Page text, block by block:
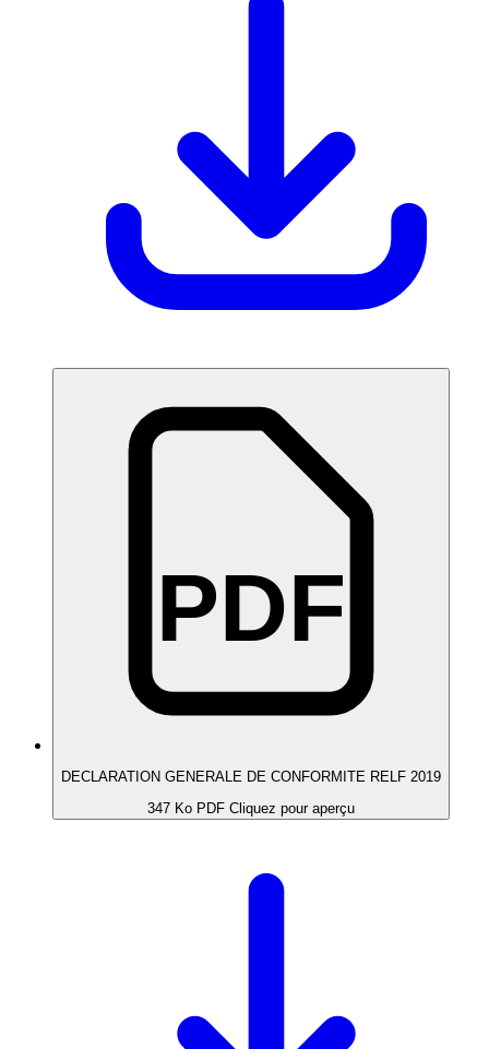
PDF
DECLARATION GENERALE DE CONFORMITE RELF 2019
347 Ko PDF Cliquez pour aperçu